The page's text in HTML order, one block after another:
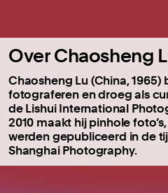
Over Chaosheng
Chaosheng Lu (China, 1965)
fotograferen en droeg als
de Lishui International
2010 maakt hij pinhole
werden gepubliceerd in de
Shanghai Photography.